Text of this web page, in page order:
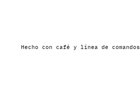
Hecho con café y línea de comandos